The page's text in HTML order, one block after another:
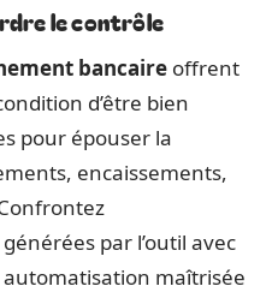
le contrôle
bancaire offrent
d’être bien
pour épouser la
encaissements,
par l’outil avec
maîtrisée